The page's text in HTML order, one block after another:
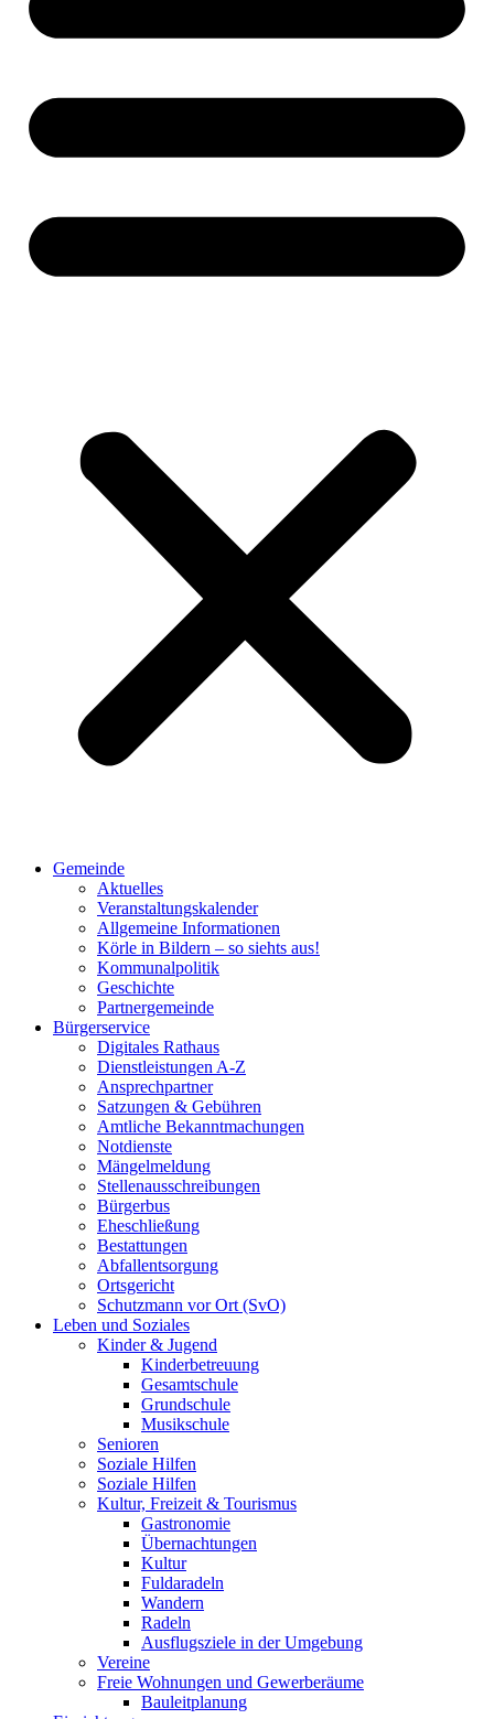
Gemeinde
Aktuelles
Veranstaltungskalender
Allgemeine Informationen
Körle in Bildern – so siehts aus!
Kommunalpolitik
Geschichte
Partnergemeinde
Bürgerservice
Digitales Rathaus
Dienstleistungen A-Z
Ansprechpartner
Satzungen & Gebühren
Amtliche Bekanntmachungen
Notdienste
Mängelmeldung
Stellenausschreibungen
Bürgerbus
Eheschließung
Bestattungen
Abfallentsorgung
Ortsgericht
Schutzmann vor Ort (SvO)
Leben und Soziales
Kinder & Jugend
Kinderbetreuung
Gesamtschule
Grundschule
Musikschule
Senioren
Soziale Hilfen
Soziale Hilfen
Kultur, Freizeit & Tourismus
Gastronomie
Übernachtungen
Kultur
Fuldaradeln
Wandern
Radeln
Ausflugsziele in der Umgebung
Vereine
Freie Wohnungen und Gewerberäume
Bauleitplanung